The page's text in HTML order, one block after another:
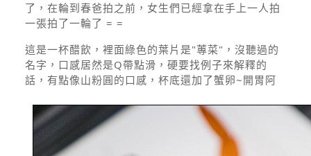
了，在輪到春爸拍之前，女生們已經拿在手上一人拍
一張拍了一輪了 = =
這是一杯醋飲，裡面綠色的葉片是"蓴菜"，沒聽過的
名字，口感居然是Q帶點滑，硬要找例子來解釋的
話，有點像山粉圓的口感，杯底還加了蟹卵~開胃阿